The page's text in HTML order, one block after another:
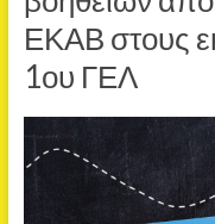
ΕΚΑΒ στους
1ου ΓΕΛ